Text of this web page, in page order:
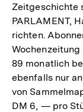
Zeitgeschichte
PARLAMENT,
richten.
Wochenzeitung
89 monatlich
ebenfalls nur
von
DM 6, — pro